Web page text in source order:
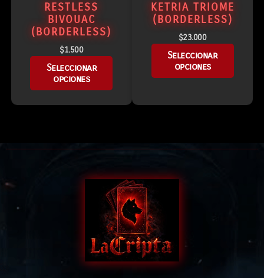
RESTLESS
BIVOUAC
(BORDERLESS)
$1.500
Seleccionar
opciones
KETRIA TRIOME
(BORDERLESS)
$23.000
Seleccionar
opciones